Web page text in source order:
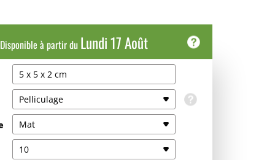
Disponible à partir duLundi 17 Août
Mar 18 Août
Livraison coursier
5 x 5 x 2 cm
Pelliculage
Mat
10